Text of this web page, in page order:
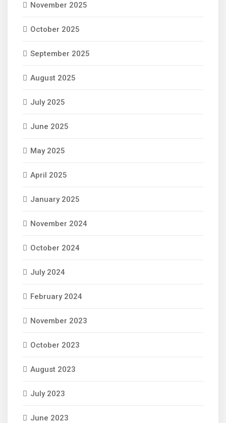
November 2025
October 2025
September 2025
August 2025
July 2025
June 2025
May 2025
April 2025
January 2025
November 2024
October 2024
July 2024
February 2024
November 2023
October 2023
August 2023
July 2023
June 2023